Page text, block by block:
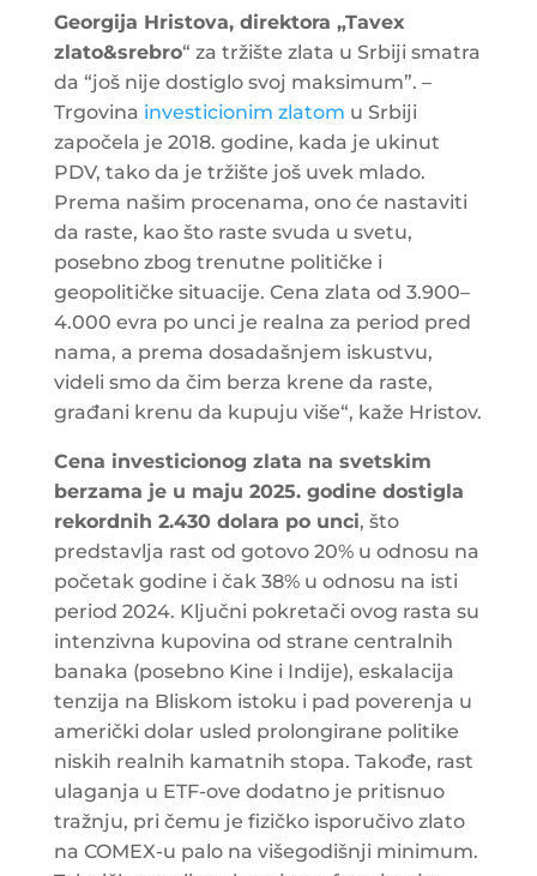
Georgija Hristova, direktora „Tavex
zlato&srebro“ za tržište zlata u Srbiji smatra
da “još nije dostiglo svoj maksimum”. –
Trgovina investicionim zlatom u Srbiji
započela je 2018. godine, kada je ukinut
PDV, tako da je tržište još uvek mlado.
Prema našim procenama, ono će nastaviti
da raste, kao što raste svuda u svetu,
posebno zbog trenutne političke i
geopolitičke situacije. Cena zlata od 3.900–
4.000 evra po unci je realna za period pred
nama, a prema dosadašnjem iskustvu,
videli smo da čim berza krene da raste,
građani krenu da kupuju više“, kaže Hristov.
Cena investicionog zlata na svetskim
berzama je u maju 2025. godine dostigla
rekordnih 2.430 dolara po unci, što
predstavlja rast od gotovo 20% u odnosu na
početak godine i čak 38% u odnosu na isti
period 2024. Ključni pokretači ovog rasta su
intenzivna kupovina od strane centralnih
banaka (posebno Kine i Indije), eskalacija
tenzija na Bliskom istoku i pad poverenja u
američki dolar usled prolongirane politike
niskih realnih kamatnih stopa. Takođe, rast
ulaganja u ETF-ove dodatno je pritisnuo
tražnju, pri čemu je fizičko isporučivo zlato
na COMEX-u palo na višegodišnji minimum.